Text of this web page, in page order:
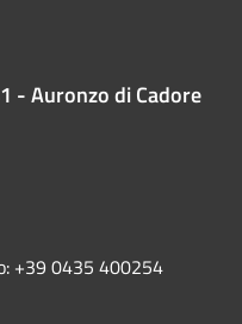
- Auronzo di Cadore
+39 0435 400254